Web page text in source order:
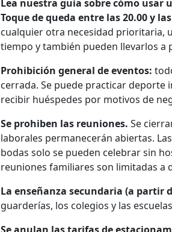
Lea nuestra guía sobre cómo usar
Toque de queda entre las 20.00 y
cualquier otra necesidad prioritaria,
tiempo y también pueden llevarlos a
Prohibición general de eventos:
cerrada. Se puede practicar
recibir huéspedes por motivos de
Se prohiben las reuniones. Se
laborales permanecerán abiertas.
bodas solo se pueden celebrar sin
reuniones familiares son limitadas a
La enseñanza secundaria (a partir
guarderías, los colegios y las